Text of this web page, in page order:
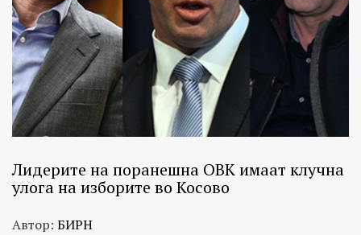
Лидерите на поранешна ОВК имаат клучна
улога на изборите во Косово
Автор: БИРН